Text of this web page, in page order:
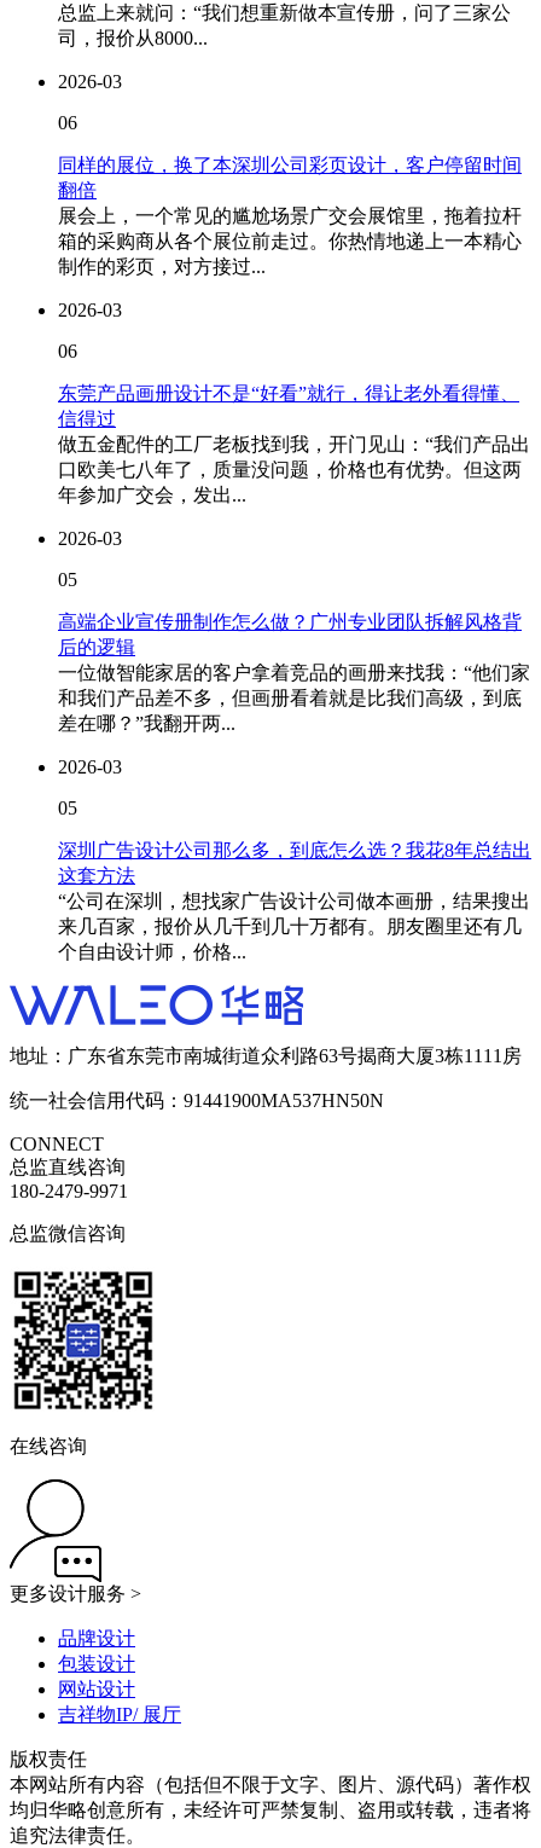
总监上来就问：“我们想重新做本宣传册，问了三家公
司，报价从8000...
2026-03
06
同样的展位，换了本深圳公司彩页设计，客户停留时间
翻倍
展会上，一个常见的尴尬场景广交会展馆里，拖着拉杆
箱的采购商从各个展位前走过。你热情地递上一本精心
制作的彩页，对方接过...
2026-03
06
东莞产品画册设计不是“好看”就行，得让老外看得懂、
信得过
做五金配件的工厂老板找到我，开门见山：“我们产品出
口欧美七八年了，质量没问题，价格也有优势。但这两
年参加广交会，发出...
2026-03
05
高端企业宣传册制作怎么做？广州专业团队拆解风格背
后的逻辑
一位做智能家居的客户拿着竞品的画册来找我：“他们家
和我们产品差不多，但画册看着就是比我们高级，到底
差在哪？”我翻开两...
2026-03
05
深圳广告设计公司那么多，到底怎么选？我花8年总结出
这套方法
“公司在深圳，想找家广告设计公司做本画册，结果搜出
来几百家，报价从几千到几十万都有。朋友圈里还有几
个自由设计师，价格...
地址：广东省东莞市南城街道众利路63号揭商大厦3栋1111房
统一社会信用代码：91441900MA537HN50N
CONNECT
总监直线咨询
180-2479-9971
总监微信咨询
在线咨询
更多设计服务 >
品牌设计
包装设计
网站设计
吉祥物IP/ 展厅
版权责任
本网站所有内容（包括但不限于文字、图片、源代码）著作权
均归华略创意所有，未经许可严禁复制、盗用或转载，违者将
追究法律责任。